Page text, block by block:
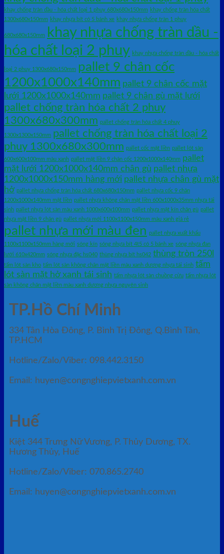
khay chống tràn dầu - hóa chất loại 1 phuy 680x680x150mm khay chống tràn hóa chất
1300x680x150mm khay nhựa bít có 5 bánh xe khay nhựa chống tràn 1 phuy
680x680x150mm
khay nhựa chống tràn dầu -
hóa chất loại 2 phuy khay nhựa chống tràn dầu - hóa chất
loại 2 phuy 1300x680x150mm pallet 9 chân cốc
1200x1000x140mm pallet 9 chân cốc mặt
lưới 1200x1000x140mm pallet 9 chân gù mặt lưới
pallet chống tràn hóa chất 2 phuy
1300x680x300mm pallet chống tràn hóa chất 4 phuy
1300x1300x150mm pallet chống tràn hóa chất loại 2
phuy 1300x680x300mm pallet cốc mặt liền pallet lót sàn
600x600x100mm màu xanh pallet mặt liền 9 chân cốc 1200x1000x140mm pallet
mặt lưới 1200x1000x140mm chân gù pallet nhựa
1200x1000x150mm hàng mới pallet nhựa chân gù mặt
hở pallet nhựa chống tràn hóa chất 680x680x150mm pallet nhựa cốc 9 chân
1200x1000x140mm mặt liền pallet nhựa không chân mặt liền 600x1000x35mm nhựa tái
sinh pallet nhựa lót sàn màu xanh 1000x600x100mm pallet nhựa mặt kín chân gù pallet
nhựa mặt liền 9 chân gù pallet nhựa mới 1100x1100x150mm màu xanh giá rẻ
pallet nhựa mới màu đen pallet nhựa xuất khẩu
1100x1100x150mm hàng mới sóng kín sóng nhựa bít 4t5 có 5 bánh xe sóng nhựa đan
lưới 610x420mm sóng nhựa đặc hs040 thùng nhựa bít hs042 thùng tròn 250l
tấm lót sàn kho tấm lót sàn không chân mặt liền màu xanh dương nhựa tái sinh tấm
lót sàn mặt hở xanh tái sinh tấm nhựa lót sàn chuồng cừu tấm nhựa lót
sàn không chân mặt liền màu xanh dương nhựa nguyên sinh
TP.Hồ Chí Minh
334 Tân Hòa Đông, P. Bình Trị Đông, Q.Bình Tân,
TP.HCM
Hotline/Zalo/Viber: 098.442.3150
Email: huyen@congnghiepvietxanh.com.vn
Huế
Kiệt 344 Trưng Nữ Vương, P. Thủy Dương, TX.
Hương Thủy, Huế
Hotline/Zalo/Viber: 070.865.2740
Email: huyen@congnghiepvietxanh.com.vn